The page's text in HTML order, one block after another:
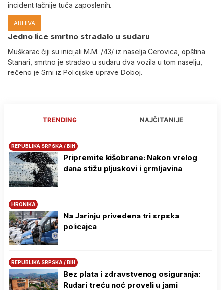
incident tačnije tuča zaposlenih.
ARHIVA
Јedno lice smrtno stradalo u sudaru
Muškarac čiji su inicijali M.M. /43/ iz naselja Cerovica, opština
Stanari, smrtno je stradao u sudaru dva vozila u tom naselju,
rečeno je Srni iz Policijske uprave Doboj.
TRENDING NAJČITANIJE
REPUBLIKA SRPSKA / BIH
Pripremite kišobrane: Nakon vrelog
dana stižu pljuskovi i grmljavina
HRONIKA
Na Јarinju privedena tri srpska
policajca
REPUBLIKA SRPSKA / BIH
Bez plata i zdravstvenog osiguranja:
Rudari treću noć proveli u jami